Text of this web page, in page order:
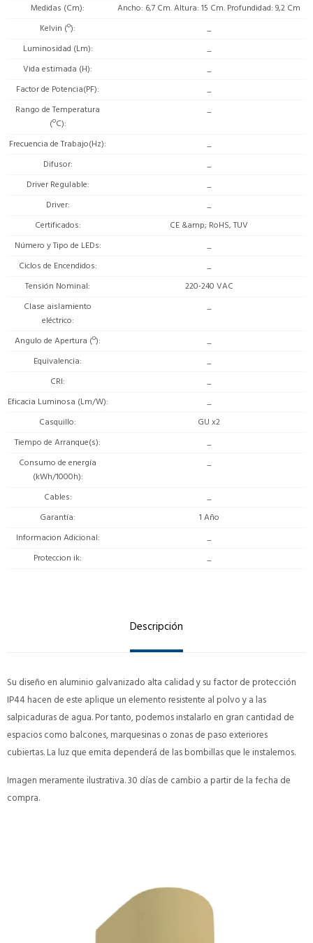
Medidas (Cm)
Ancho: 6,7 Cm. Altura: 15 Cm. Profundidad: 9,2 Cm
Kelvin (º)
_
Luminosidad (Lm)
_
Vida estimada (H)
_
Factor de Potencia(PF)
_
Rango de Temperatura
(ºC)
_
Frecuencia de Trabajo(Hz)
_
Difusor
_
Driver Regulable
_
Driver
_
Certificados
CE &amp; RoHS, TUV
Número y Tipo de LEDs
_
Ciclos de Encendidos
_
Tensión Nominal
220-240 VAC
Clase aislamiento
eléctrico
_
Angulo de Apertura (º)
_
Equivalencia
_
CRI
_
Eficacia Luminosa (Lm/W)
_
Casquillo
GU x2
Tiempo de Arranque(s)
_
Consumo de energía
(kWh/1000h)
_
Cables
_
Garantía
1 Año
Informacion Adicional
_
Proteccion ik
_
Descripción
Su diseño en aluminio galvanizado alta calidad y su factor de protección
IP44 hacen de este aplique un elemento resistente al polvo y a las
salpicaduras de agua. Por tanto, podemos instalarlo en gran cantidad de
espacios como balcones, marquesinas o zonas de paso exteriores
cubiertas. La luz que emita dependerá de las bombillas que le instalemos.
Imagen meramente ilustrativa. 30 días de cambio a partir de la fecha de
compra.